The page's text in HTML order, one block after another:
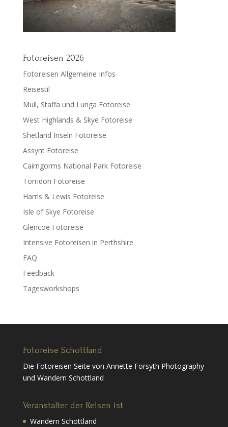
Fotoreisen 2026
Fotoreisen Allgemeine Infos
Reisestil
Mull, Staffa und Lunga Fotoreise
West Highlands & Skye Fotoreise
Shetland Inseln Fotoreise
Assynt Fotoreise
Cairngorms National Park Fotoreise
Torridon Fotoreise
Harris & Lewis Fotoreise
Isle of Skye Fotoreise
Glencoe Fotoreise
Intensive Fotoreisen in Perthshire
FAQ
Feedback
Tagesworkshops
Fotoreise Schottland
Die Fotoreisen Seite von Annette Forsyth Photography
und Wandern Schottland
Veranstalter der Reisen ist
Wandern Schottland